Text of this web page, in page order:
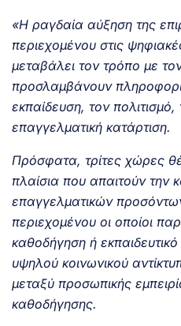
«Η ραγδαία αύξηση της
περιεχομένου στις
μεταβάλει τον τρόπο με
προσλαμβάνουν
εκπαίδευση, τον πολιτισμό,
επαγγελματική κατάρτιση.
Πρόσφατα, τρίτες χώρες
πλαίσια που απαιτούν την
επαγγελματικών
περιεχομένου οι οποίοι
καθοδήγηση ή
υψηλού κοινωνικού
μεταξύ προσωπικής
καθοδήγησης.